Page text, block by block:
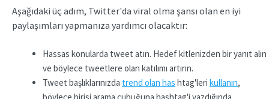
Aşağıdaki üç adım, Twitter'da viral olma şansı olan en iyi
paylaşımları yapmanıza yardımcı olacaktır:
Hassas konularda tweet atın. Hedef kitlenizden bir yanıt alın
ve böylece tweetlere olan katılımı artırın.
Tweet başlıklarınızda trend olan has htag'leri kullanın,